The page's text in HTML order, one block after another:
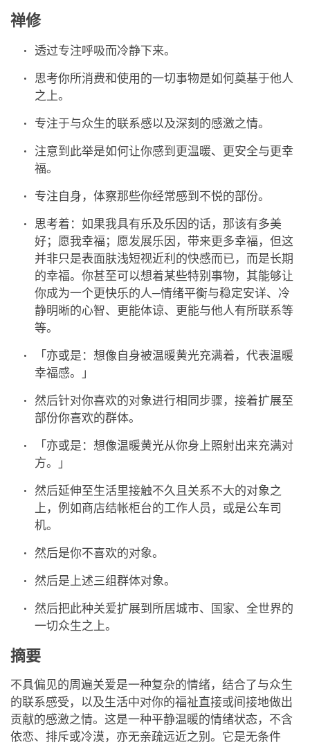
禅修
透过专注呼吸而冷静下来。
思考你所消费和使用的一切事物是如何奠基于他人
之上。
专注于与众生的联系感以及深刻的感激之情。
注意到此举是如何让你感到更温暖、更安全与更幸
福。
专注自身，体察那些你经常感到不悦的部份。
思考着：如果我具有乐及乐因的话，那该有多美
好；愿我幸福；愿发展乐因，带来更多幸福，但这
并非只是表面肤浅短视近利的快感而已，而是长期
的幸福。你甚至可以想着某些特别事物，其能够让
你成为一个更快乐的人─情绪平衡与稳定安详、冷
静明晰的心智、更能体谅、更能与他人有所联系等
等。
「亦或是：想像自身被温暖黄光充满着，代表温暖
幸福感。」
然后针对你喜欢的对象进行相同步骤，接着扩展至
部份你喜欢的群体。
「亦或是：想像温暖黄光从你身上照射出来充满对
方。」
然后延伸至生活里接触不久且关系不大的对象之
上，例如商店结帐柜台的工作人员，或是公车司
机。
然后是你不喜欢的对象。
然后是上述三组群体对象。
然后把此种关爱扩展到所居城市、国家、全世界的
一切众生之上。
摘要
不具偏见的周遍关爱是一种复杂的情绪，结合了与众生
的联系感受，以及生活中对你的福祉直接或间接地做出
贡献的感激之情。这是一种平静温暖的情绪状态，不含
依恋、排斥或冷漠，亦无亲疏远近之别。它是无条件